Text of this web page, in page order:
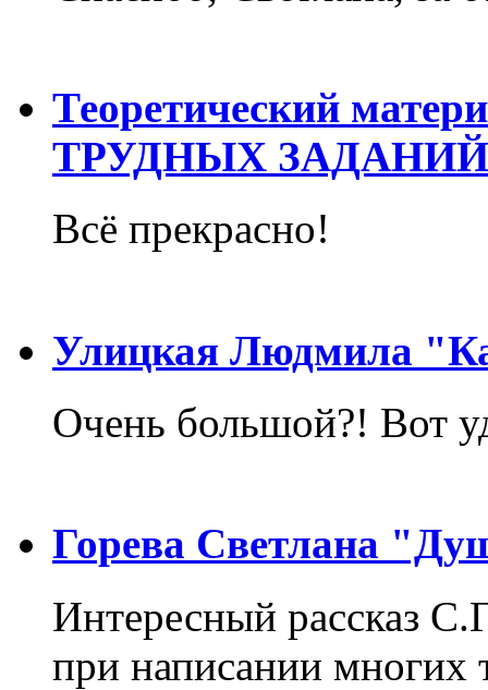
Теоретический
ТРУДНЫХ
Всё прекрасно!
Улицкая Людмила
Очень большой?! Вот
Горева Светлана
Интересный рассказ
при написании многих